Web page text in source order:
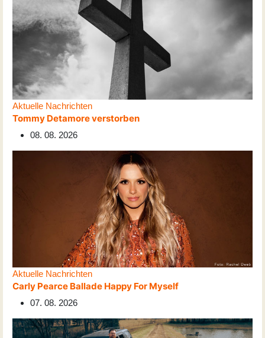
Aktuelle Nachrichten
Tommy Detamore verstorben
08. 08. 2026
Aktuelle Nachrichten
Carly Pearce Ballade Happy For Myself
07. 08. 2026